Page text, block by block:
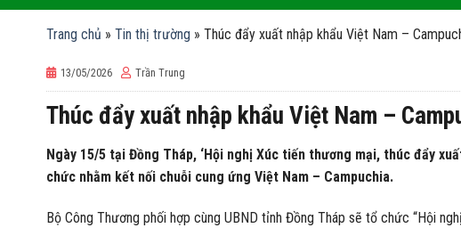
Trang chủ » Tin thị trường » Thúc đẩy xuất nhập khẩu Việt Nam –
13/05/2026 Trần Trung
Thúc đẩy xuất nhập khẩu Việt Nam –
Ngày 15/5 tại Đồng Tháp, ‘Hội nghị Xúc tiến thương mại, thúc đẩy
chức nhằm kết nối chuỗi cung ứng Việt Nam – Campuchia.
Bộ Công Thương phối hợp cùng UBND tỉnh Đồng Tháp sẽ tổ chức “Hội